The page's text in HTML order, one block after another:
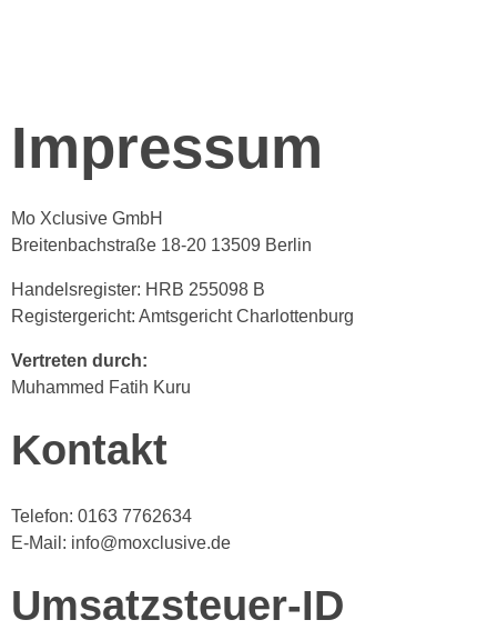
Impressum
Mo Xclusive GmbH
Breitenbachstraße 18-20 13509 Berlin
Handelsregister: HRB 255098 B
Registergericht: Amtsgericht Charlottenburg
Vertreten durch:
Muhammed Fatih Kuru
Kontakt
Telefon: 0163 7762634
E-Mail: info@moxclusive.de
Umsatzsteuer-ID